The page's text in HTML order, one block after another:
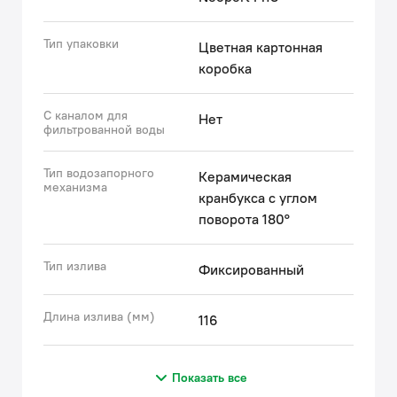
Тип упаковки
Цветная картонная
коробка
С каналом для
фильтрованной воды
Нет
Тип водозапорного
механизма
Керамическая
кранбукса с углом
поворота 180°
Тип излива Фиксированный
Длина излива (мм) 116
Показать все